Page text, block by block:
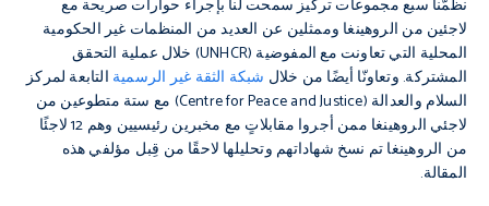
نظمّنا سبع مجموعات تركيز سمحت لنا بإجراء حوارات صريحة مع
لاجئين من الروهينغا وممثلين عن العديد من المنظمات غير الحكومية
المحلية التي تعاونت مع المفوضية (UNHCR) خلال عملية التحقق
المشتركة. وتعاونّا أيضًا من خلال شبكة الثقة غير الرسمية التابعة لمركز
السلام والعدالة (Centre for Peace and Justice) مع ستة متطوعين من
لاجئي الروهينغا ممن أجروا مقابلاتٍ مع مخبرين رئيسيين وهم 12 لاجئًا
من الروهينغا تم نسخ شهاداتهم وتحليلها لاحقًا من قِبل مؤلفي هذه
المقالة.